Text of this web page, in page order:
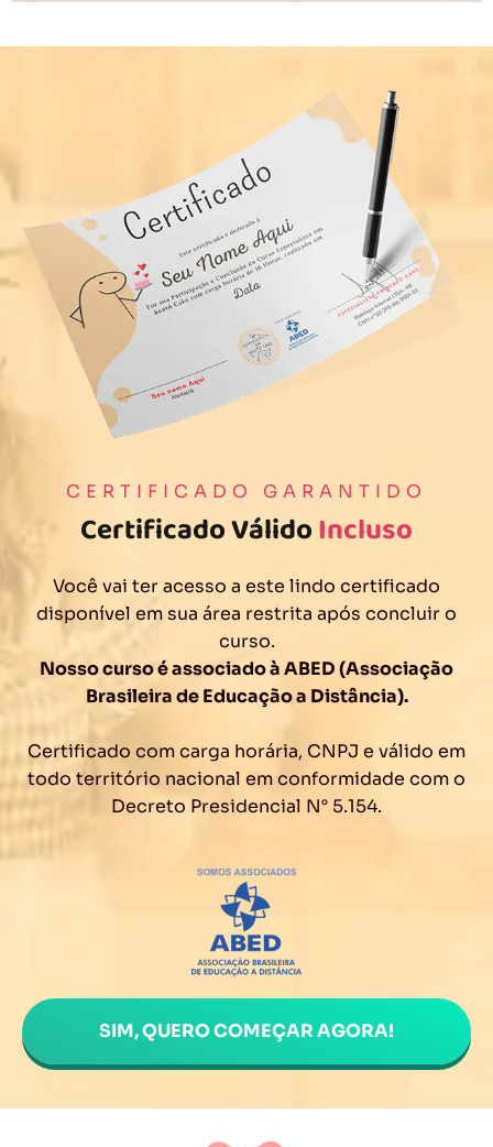
CERTIFICADO GARANTIDO
Certificado VálidoIncluso
Você vai ter acesso a este lindo certificado
disponível em sua área restrita após concluir o
curso.
Nosso curso é associado à ABED (Associação
Brasileira de Educação a Distância).
Certificado com carga horária, CNPJ e válido em
todo território nacional em conformidade com o
Decreto Presidencial N° 5.154.
SIM, QUERO COMEÇAR AGORA!